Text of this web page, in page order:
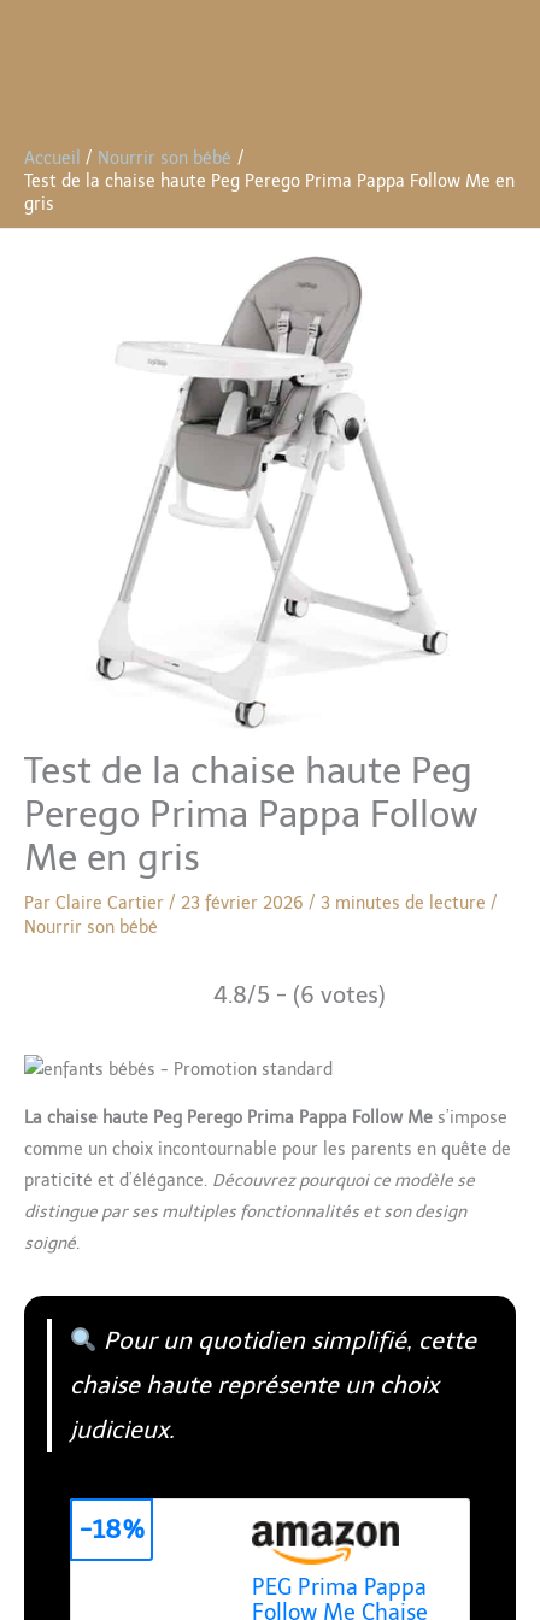
Accueil
Nourrir son bébé
Test de la chaise haute Peg Perego Prima Pappa Follow Me en
gris
Test de la chaise haute Peg
Perego Prima Pappa Follow
Me en gris
Par Claire Cartier / 23 février 2026 / 3 minutes de lecture /
Nourrir son bébé
4.8/5 - (6 votes)
La chaise haute Peg Perego Prima Pappa Follow Me s’impose
comme un choix incontournable pour les parents en quête de
praticité et d’élégance. Découvrez pourquoi ce modèle se
distingue par ses multiples fonctionnalités et son design
soigné.
Pour un quotidien simplifié, cette
chaise haute représente un choix
judicieux.
PEG Prima Pappa
Follow Me Chaise
-18%